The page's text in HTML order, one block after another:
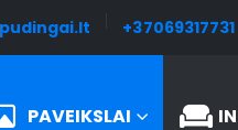
+37069317731
PAVEIKSLAI